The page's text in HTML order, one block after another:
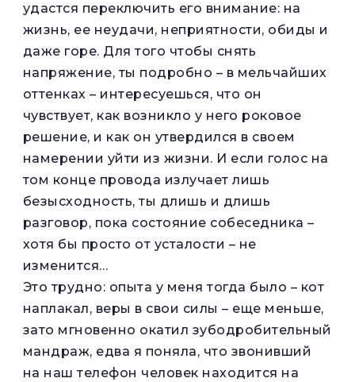
удастся переключить его внимание: на
жизнь, ее неудачи, неприятности, обиды и
даже горе. Для того чтобы снять
напряжение, ты подробно – в мельчайших
оттенках – интересуешься, что он
чувствует, как возникло у него роковое
решение, и как он утвердился в своем
намерении уйти из жизни. И если голос на
том конце провода излучает лишь
безысходность, ты длишь и длишь
разговор, пока состояние собеседника –
хотя бы просто от усталости – не
изменится…
Это трудно: опыта у меня тогда было – кот
наплакал, веры в свои силы – еще меньше,
зато мгновенно окатил зубодробительный
мандраж, едва я поняла, что звонивший
на наш телефон человек находится на